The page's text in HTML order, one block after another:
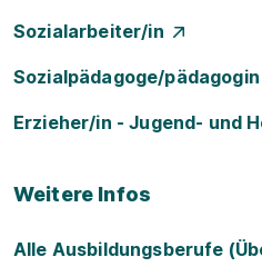
Sozialarbeiter/in
Sozialpädagoge/
Erzieher/in - Jugend- und
Weitere Infos
Alle Ausbildungsberufe